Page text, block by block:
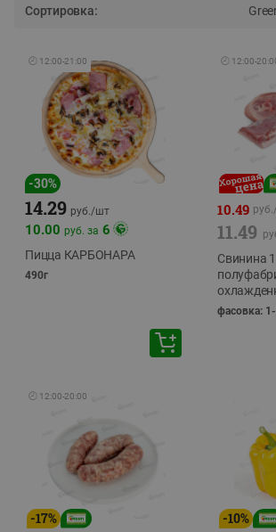
Сортировка:
🕘 12:00-21:00
-30%
14.29 руб./шт
10.00 руб. за 6
Пицца КАРБОНАРА
490г
🕘 12:00-
10.49 руб./
11.49
Свинина 1
фасовка:
🕘 12:00-20:00
-17% -10%